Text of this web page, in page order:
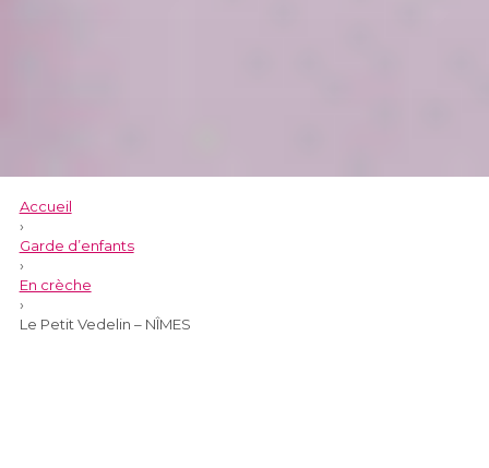
Accueil
›
Garde d’enfants
›
En crèche
›
Le Petit Vedelin – NÎMES